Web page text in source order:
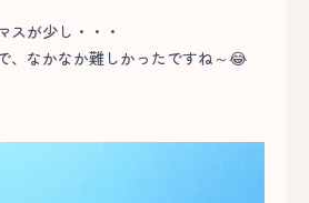
スが少し・・・
、なかなか難しかったですね～😂